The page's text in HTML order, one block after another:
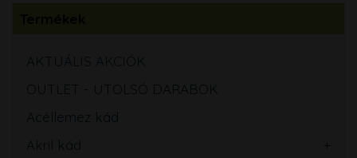
AKTUÁLIS AKCIÓK
OUTLET - UTOLSÓ DARABOK
Acéllemez kád
Akril kád